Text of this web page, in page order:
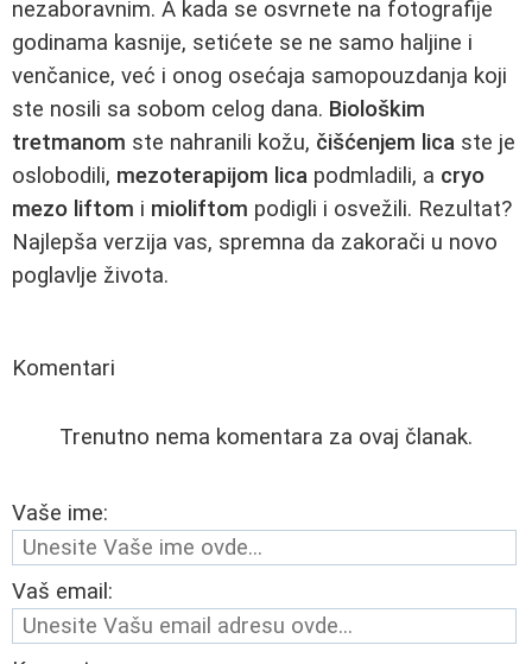
nezaboravnim. A kada se osvrnete na fotografije
godinama kasnije, setićete se ne samo haljine i
venčanice, već i onog osećaja samopouzdanja koji
ste nosili sa sobom celog dana. Biološkim
tretmanom ste nahranili kožu, čišćenjem lica ste je
oslobodili, mezoterapijom lica podmladili, a cryo
mezo liftom i mioliftom podigli i osvežili. Rezultat?
Najlepša verzija vas, spremna da zakorači u novo
poglavlje života.
Komentari
Trenutno nema komentara za ovaj članak.
Vaše ime:
Vaš email: